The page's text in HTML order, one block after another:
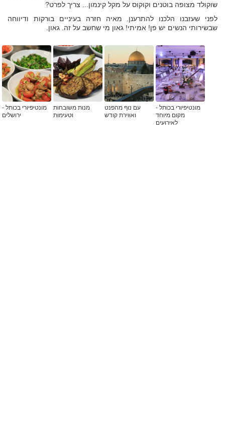
שוקולד מצופה בוטנים וקוקוס על מקל קינמון... צריך לפרט?
לפני שעזבנו הלכנו להתרענן. מאיה חזרה בעיניים בורקות ודיווחה
שבשירותי הנשים יש פן! אמיתי! גאון מי שחשב על זה. גאון.
מונטיפיורי בכותל -
מקום מיוחד
לאירועים
עם נוף מהפנט
ואווירת קודש
מנות משובחות
וטעימות
מונטיפיורי בכותל -
ירושלים